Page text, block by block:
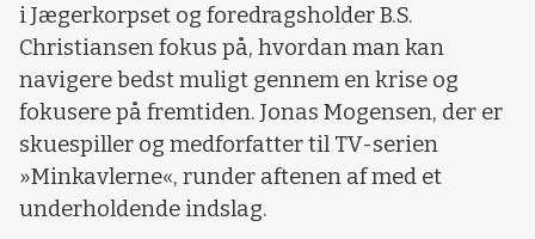
i Jægerkorpset og foredragsholder B.S.
Christiansen fokus på, hvordan man kan
navigere bedst muligt gennem en krise og
fokusere på fremtiden. Jonas Mogensen, der er
skuespiller og medforfatter til TV-serien
»Minkavlerne«, runder aftenen af med et
underholdende indslag.